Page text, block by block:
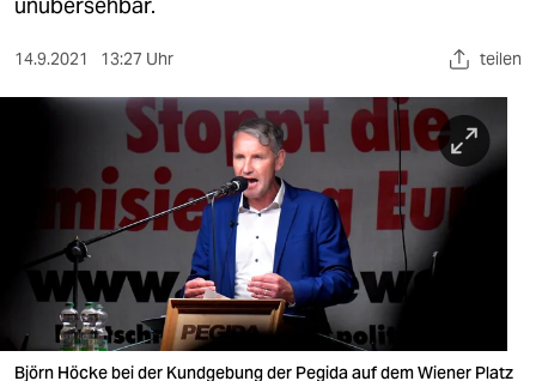
kultur
sport
nord
wahrheit
verlag
verlag
14.9.2021 13:27 Uhr teilen
Björn Höcke bei der Kundgebung der Pegida auf dem Wiener Platz